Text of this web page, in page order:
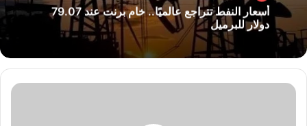
أسعار النفط تتراجع عالميًا.. خام برنت عند 79.07
دولار للبرميل
الدولار